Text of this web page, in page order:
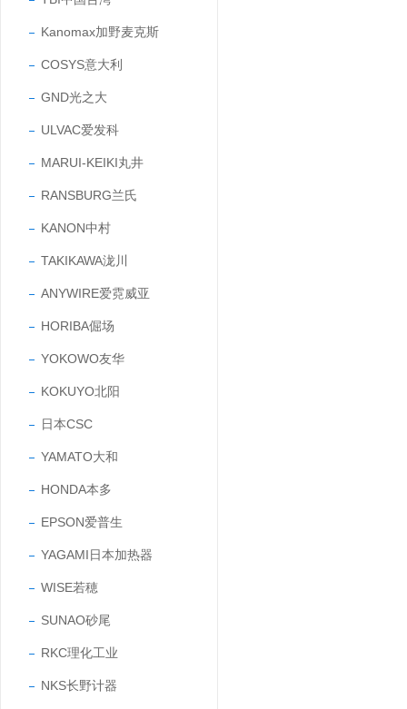
Kanomax加野麦克斯
COSYS意大利
GND光之大
ULVAC爱发科
MARUI-KEIKI丸井
RANSBURG兰氏
KANON中村
TAKIKAWA泷川
ANYWIRE爱霓威亚
HORIBA倔场
YOKOWO友华
KOKUYO北阳
日本CSC
YAMATO大和
HONDA本多
EPSON爱普生
YAGAMI日本加热器
WISE若穂
SUNAO砂尾
RKC理化工业
NKS长野计器